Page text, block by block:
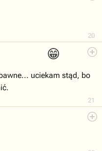
20
😁
21
uciekam stąd, bo